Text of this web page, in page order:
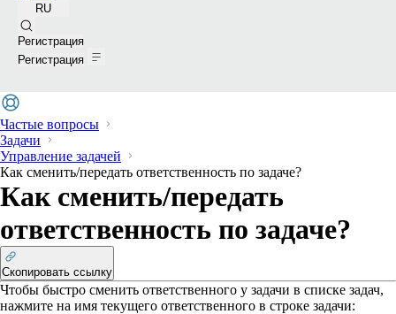
RU
Регистрация
Регистрация
Частые вопросы
Задачи
Управление задачей
Как сменить/передать ответственность по задаче?
Как сменить/передать
ответственность по задаче?
Скопировать ссылку
Чтобы быстро сменить ответственного у задачи в списке задач,
нажмите на имя текущего ответственного в строке задачи: